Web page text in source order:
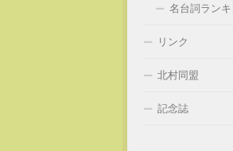
名台詞ラン
リンク
北村同盟
記念誌